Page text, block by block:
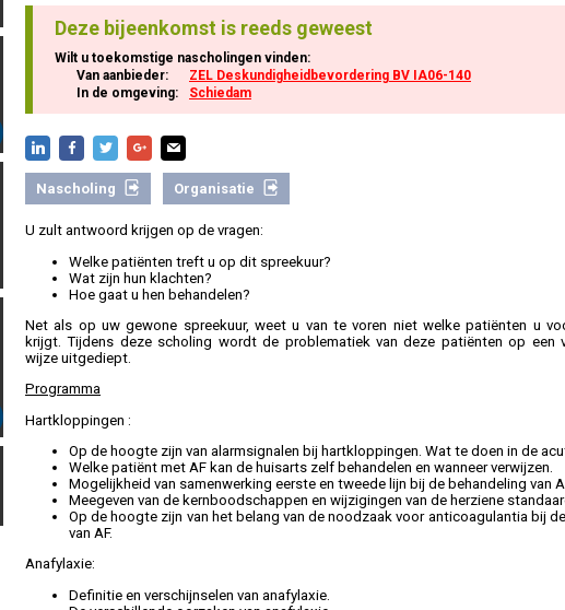
Deze bijeenkomst is reeds geweest
Wilt u toekomstige nascholingen vinden:
Van aanbieder:
ZEL Deskundigheidbevordering BV IA06-140
In de omgeving:
Schiedam
Nascholing Organisatie
U zult antwoord krijgen op de vragen:
Welke patiënten treft u op dit spreekuur?
Wat zijn hun klachten?
Hoe gaat u hen behandelen?
Net als op uw gewone spreekuur, weet u van te voren niet welke patiënten u
krijgt. Tijdens deze scholing wordt de problematiek van deze patiënten op een
wijze uitgediept.
Programma
Hartkloppingen :
Op de hoogte zijn van alarmsignalen bij hartkloppingen. Wat te doen in de
Welke patiënt met AF kan de huisarts zelf behandelen en wanneer verwijzen.
Mogelijkheid van samenwerking eerste en tweede lijn bij de behandeling van
Meegeven van de kernboodschappen en wijzigingen van de herziene
Op de hoogte zijn van het belang van de noodzaak voor anticoagulantia bij
van AF.
Anafylaxie:
Definitie en verschijnselen van anafylaxie.